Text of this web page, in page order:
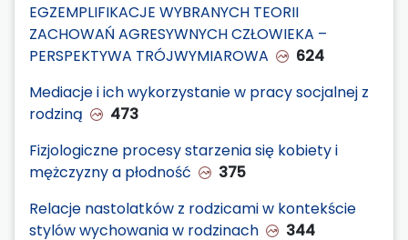
EGZEMPLIFIKACJE WYBRANYCH TEORII
ZACHOWAŃ AGRESYWNYCH CZŁOWIEKA –
PERSPEKTYWA TRÓJWYMIAROWA
624
Mediacje i ich wykorzystanie w pracy socjalnej z
rodziną
473
Fizjologiczne procesy starzenia się kobiety i
mężczyzny a płodność
375
Relacje nastolatków z rodzicami w kontekście
stylów wychowania w rodzinach
344